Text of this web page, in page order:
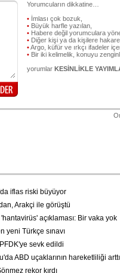
Yorumcuların dikkatine…
• İmlası çok bozuk,
• Büyük harfle yazılan,
• Habere değil yorumculara
• Diğer kişi ya da kişilere
•Argo, küfür ve ırkçı ifadeler
• Bir iki kelimelik, konuyu
yorumlar KESİNLİKLE
iflas riski büyüyor
Arakçi ile görüştü
açıklaması: Bir vaka yok
yeni Türkçe sınavı
sevk edildi
ABD uçaklarının hareketliliği arttı
rekor kırdı